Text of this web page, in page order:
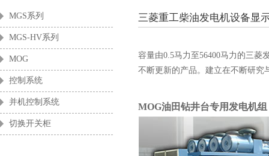
MGS系列
MGS-HV系列
MOG
控制系统
并机控制系统
切换开关柜
三菱重工柴油发电机设备显
容量由0.5马力至56400马力的三菱
不断更新的产品。建立在不断研究
MOG油田钻井台专用发电机组